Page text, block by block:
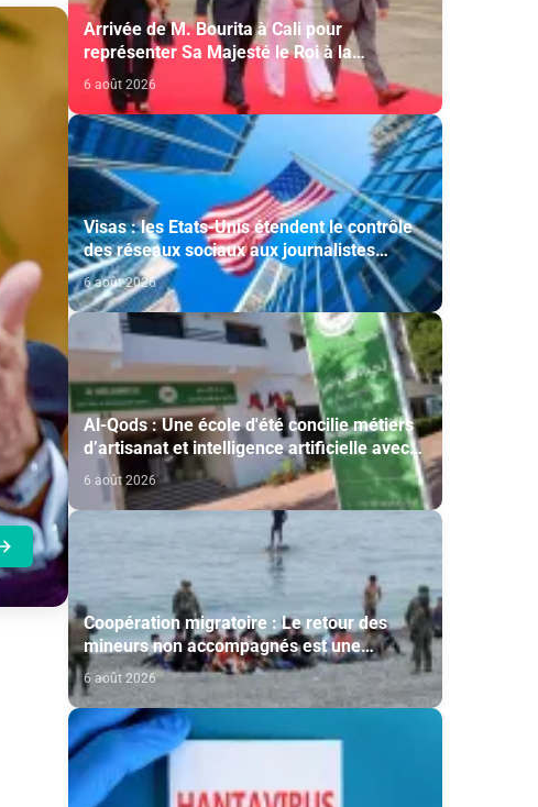
Arrivée de M. Bourita à Cali pour
représenter Sa Majesté le Roi à la
cérémonie d'investiture du nouveau
président colombien
6 août 2026
Visas : les Etats-Unis étendent le contrôle
des réseaux sociaux aux journalistes
étrangers
6 août 2026
Al-Qods : Une école d'été concilie métiers
d’artisanat et intelligence artificielle avec
le soutien de l'Agence Bayt Mal Al-Qods
Acharif
6 août 2026
Coopération migratoire : Le retour des
mineurs non accompagnés est une
question de principe basée sur les Hautes
Instructions Royales (source diplomatique)
6 août 2026